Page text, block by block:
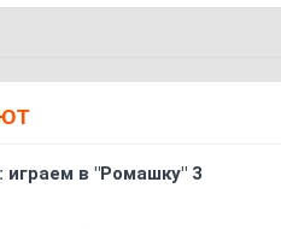
играем в "Ромашку" 3